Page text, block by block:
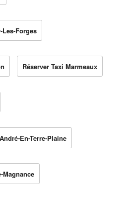
Les-Forges
Réserver Taxi Marmeaux
En-Terre-Plaine
Magnance